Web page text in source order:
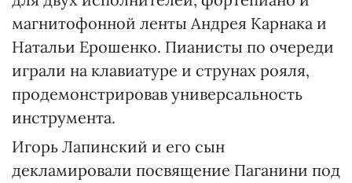
магнитофонной ленты Андрея Карнака и
Натальи Ерошенко. Пианисты по очереди
играли на клавиатуре и струнах рояля,
продемонстрировав универсальность
инструмента.
Игорь Лапинский и его сын
декламировали посвящение Паганини под